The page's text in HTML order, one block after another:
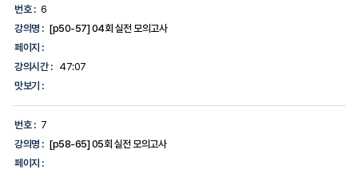
번호 : 6
강의명 : [p50-57] 04회 실전 모의고사
페이지 :
강의시간 :
47:07
맛보기 :
번호 : 7
강의명 : [p58-65] 05회 실전 모의고사
페이지 :